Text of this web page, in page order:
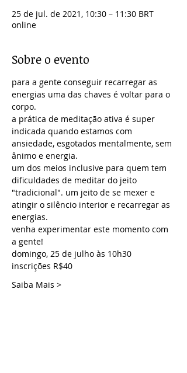
25 de jul. de 2021, 10:30 – 11:30 BRT
online
Sobre o evento
para a gente conseguir recarregar as
energias uma das chaves é voltar para o
corpo.
a prática de meditação ativa é super
indicada quando estamos com
ansiedade, esgotados mentalmente, sem
ânimo e energia.
um dos meios inclusive para quem tem
dificuldades de meditar do jeito
"tradicional". um jeito de se mexer e
atingir o silêncio interior e recarregar as
energias.
venha experimentar este momento com
a gente!
domingo, 25 de julho às 10h30
inscrições R$40
Saiba Mais >